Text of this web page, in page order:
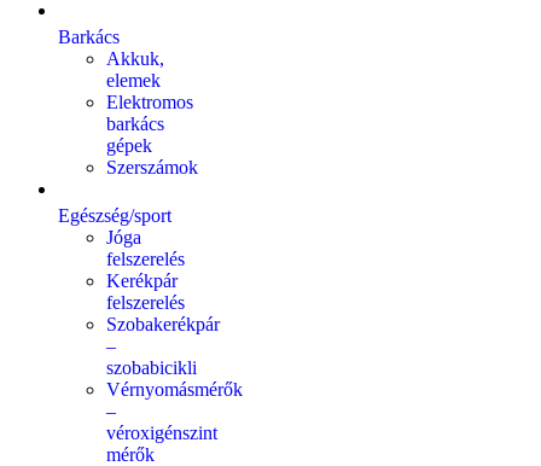
Barkács
Akkuk,
elemek
Elektromos
barkács
gépek
Szerszámok
Egészség/sport
Jóga
felszerelés
Kerékpár
felszerelés
Szobakerékpár
–
szobabicikli
Vérnyomásmérők
–
véroxigénszint
mérők